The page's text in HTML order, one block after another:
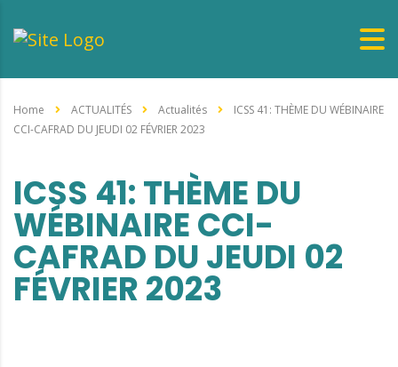
Home ACTUALITÉS Actualités
ICSS 41: THÈME DU WÉBINAIRE
CCI-CAFRAD DU JEUDI 02 FÉVRIER 2023
ICSS 41: THÈME DU
WÉBINAIRE CCI-
CAFRAD DU JEUDI 02
FÉVRIER 2023